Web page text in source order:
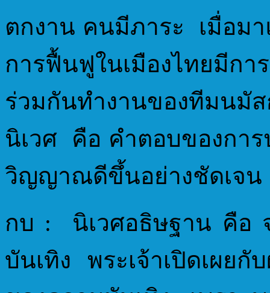
ตกงาน คนมีภาระ เมื่อมา
การฟื้นฟูในเมืองไทยมี
ร่วมกันทำงานของทีมน
นิเวศ คือ คำตอบของกา
วิญญาณดีขึ้นอย่างชัดเจน
กบ : นิเวศอธิษฐาน คือ จุ
บันเทิง พระเจ้าเปิดเผยกั